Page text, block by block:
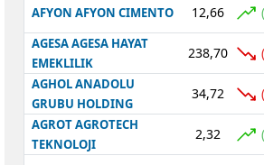
Samsun
AFYON AFYON CIMENTO 12,66
AGESA AGESA HAYAT
EMEKLILIK
238,70
AGHOL ANADOLU
GRUBU HOLDING
34,72
AGROT AGROTECH
TEKNOLOJI
2,32